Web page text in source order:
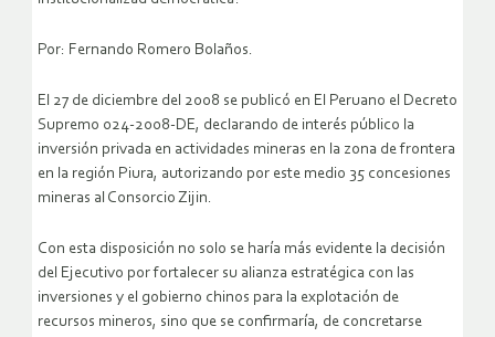
Por: Fernando Romero Bolaños.
El 27 de diciembre del 2008 se publicó en El Peruano el Decreto
Supremo 024-2008-DE, declarando de interés público la
inversión privada en actividades mineras en la zona de frontera
en la región Piura, autorizando por este medio 35 concesiones
mineras al Consorcio Zijin.
Con esta disposición no solo se haría más evidente la decisión
del Ejecutivo por fortalecer su alianza estratégica con las
inversiones y el gobierno chinos para la explotación de
recursos mineros, sino que se confirmaría, de concretarse